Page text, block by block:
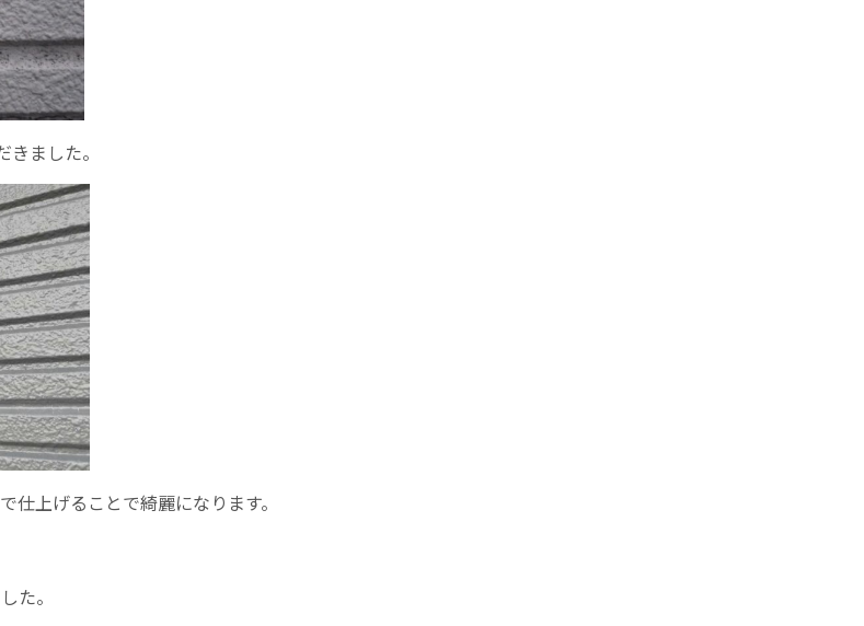
ました。
上げることで綺麗になります。
た。